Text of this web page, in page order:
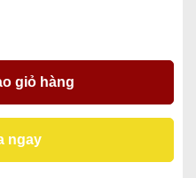
giỏ hàng
ngay